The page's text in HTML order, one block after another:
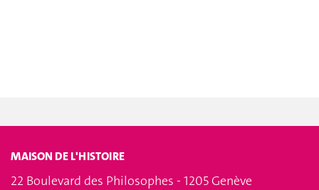
MAISON DE L'HISTOIRE
22 Boulevard des Philosophes - 1205 Genève